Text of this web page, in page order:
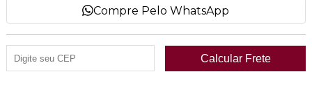
Compre Pelo WhatsApp